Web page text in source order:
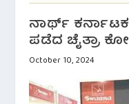
ನಾರ್ಥ್
ಪಡೆದ ಚೈತ್ರಾ
October 10, 2024